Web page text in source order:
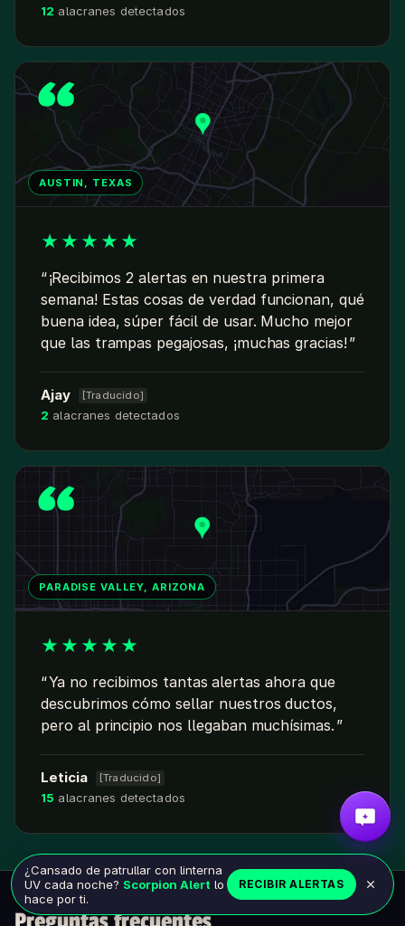
12 alacranes detectados
AUSTIN, TEXAS
★ ★ ★ ★ ★
¡Recibimos 2 alertas en nuestra primera
semana! Estas cosas de verdad funcionan, qué
buena idea, súper fácil de usar. Mucho mejor
que las trampas pegajosas, ¡muchas gracias!
Ajay [Traducido]
2 alacranes detectados
PARADISE VALLEY, ARIZONA
★ ★ ★ ★ ★
Ya no recibimos tantas alertas ahora que
descubrimos cómo sellar nuestros ductos,
pero al principio nos llegaban muchísimas.
Leticia [Traducido]
15 alacranes detectados
¿Cansado de patrullar con linterna
UV cada noche? Scorpion Alert lo
hace por ti.
RECIBIR ALERTAS